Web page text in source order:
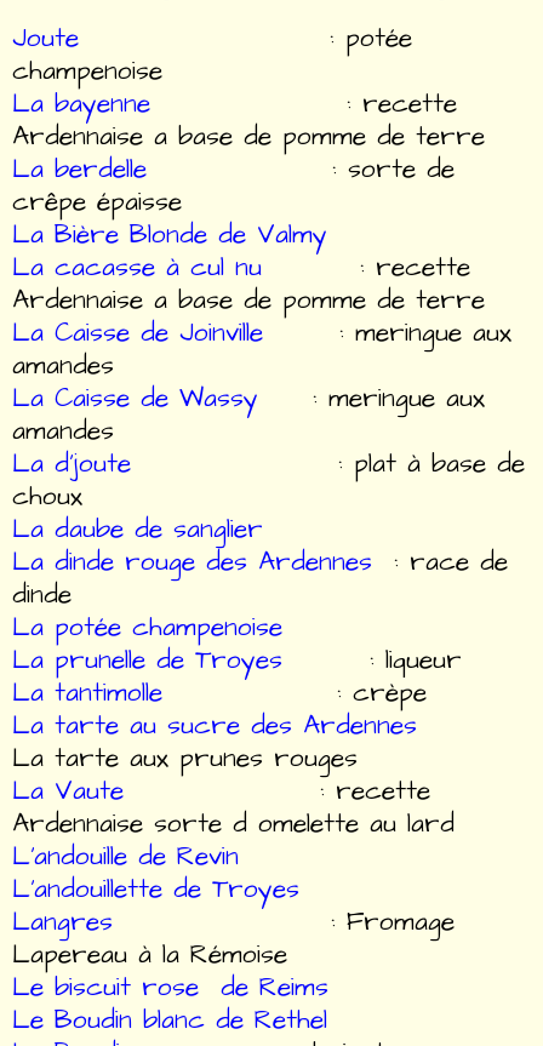
Joute
: potée
champenoise
La bayenne
: recette
Ardennaise a base de pomme de terre
La berdelle : sorte de
crêpe épaisse
La Bière Blonde de Valmy
La cacasse à cul nu
: recette
Ardennaise a base de pomme de terre
La Caisse de Joinville
: meringue aux
amandes
La Caisse de Wassy : meringue aux
amandes
La d’joute : plat à base de
choux
La daube de sanglier
La dinde rouge des Ardennes : race de
dinde
La potée champenoise
La prunelle de Troyes : liqueur
La tantimolle : crèpe
La tarte au sucre des Ardennes
La tarte aux prunes rouges
La Vaute
: recette
Ardennaise sorte d omelette au lard
L'andouille de Revin
L'andouillette de Troyes
Langres : Fromage
Lapereau à la Rémoise
Le biscuit rose de Reims
Le Boudin blanc de Rethel